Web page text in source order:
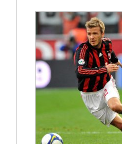
2021
年
2
月
日
ス